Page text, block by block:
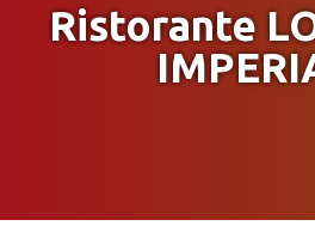
Ristorante